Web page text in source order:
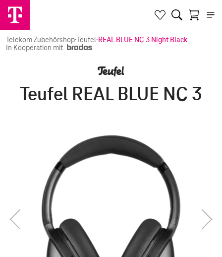
Telekom Zubehörshop·Teufel·REAL BLUE NC 3 Night Black
In Kooperation mit
Teufel REAL BLUE NC 3